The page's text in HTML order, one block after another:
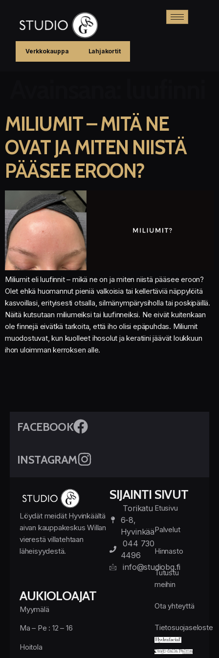
Verkkokauppa Lahjakortit
MILIUMIT – MITÄ NE
OVAT JA MITEN NIISTÄ
PÄÄSEE EROON?
Miliumit eli luufinnit – mikä ne on ja miten niistä pääsee eroon?
Olet ehkä huomannut pieniä valkoisia tai kellertäviä näppylöitä
kasvoillasi, erityisesti otsalla, silmänympärysiholla tai poskipäillä.
Näitä kutsutaan miliumeiksi tai luufinneiksi. Ne eivät kuitenkaan
ole finnejä eivätkä tarkoita, että iho olisi epäpuhdas. Miliumit
muodostuvat, kun kuolleet ihosolut ja keratiini jäävät loukkuun
ihon uloimman kerroksen alle.
FACEBOOK
INSTAGRAM
Löydät meidät Hyvinkäältä
aivan kauppakeskus Willan
vierestä villatehtaan
läheisyydestä.
AUKIOLOAJAT
Myymälä
Ma – Pe : 12 – 16
Hoitola
SIJAINTI
Torikatu
6-8,
Hyvinkää
044 730
4496
info@studiobg.fi
SIVUT
Etusivu
Palvelut
Hinnasto
Tutustu
meihin
Ota yhteyttä
Tietosuojaseloste